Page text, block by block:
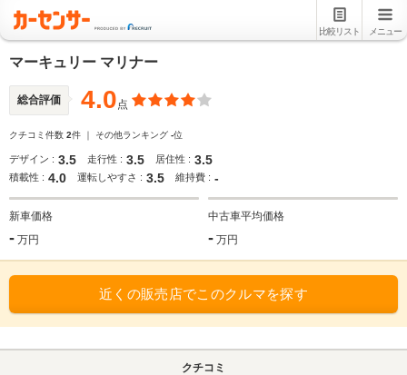
比較リスト メニュー
マーキュリー マリナー
総合評価 4.0点
クチコミ件数 2件 ｜ その他ランキング -位
デザイン : 3.5 走行性 : 3.5 居住性 : 3.5
積載性 : 4.0 運転しやすさ : 3.5 維持費 : -
新車価格
- 万円
中古車平均価格
- 万円
近くの販売店でこのクルマを探す
クチコミ